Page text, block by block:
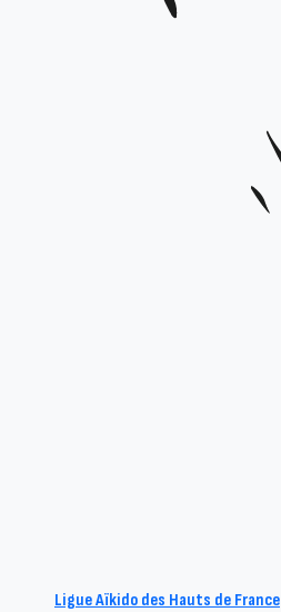
Ligue Aïkido des Hauts de France